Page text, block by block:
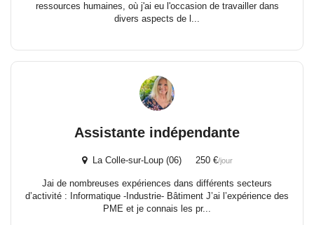
ressources humaines, où j'ai eu l'occasion de travailler dans
divers aspects de l...
Assistante indépendante
La Colle-sur-Loup (06) 250 €/jour
Jai de nombreuses expériences dans différents secteurs
d’activité : Informatique -Industrie- Bâtiment J’ai l’expérience des
PME et je connais les pr...